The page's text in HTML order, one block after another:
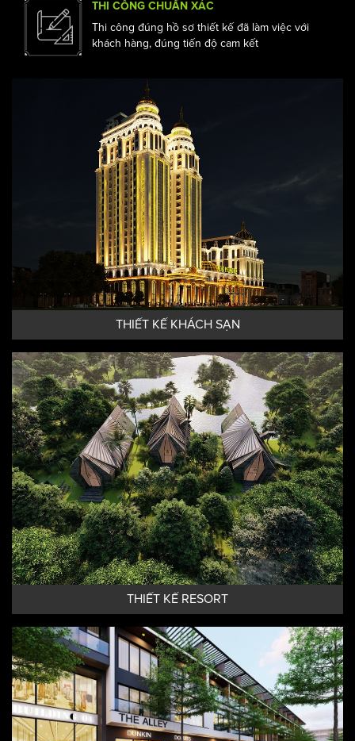
Sự chuyên nghiệp trong triển khai dự án là điểm
mạnh của chúng tôi.
Thi công đúng hồ sơ thiết kế đã làm việc với
khách hàng, đúng tiến độ cam kết
THIẾT KẾ KHÁCH SẠN
THIẾT KẾ RESORT